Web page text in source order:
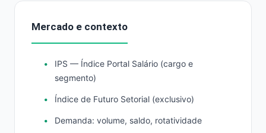
Mercado e contexto
IPS — Índice Portal Salário (cargo e
segmento)
Índice de Futuro Setorial (exclusivo)
Demanda: volume, saldo, rotatividade